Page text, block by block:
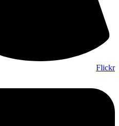
Flickr